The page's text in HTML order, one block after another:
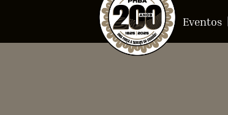
Eventos